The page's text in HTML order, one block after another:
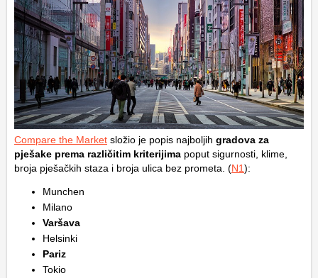
Compare the Market složio je popis najboljih gradova za
pješake prema različitim kriterijima poput sigurnosti, klime,
broja pješačkih staza i broja ulica bez prometa. (N1):
Munchen
Milano
Varšava
Helsinki
Pariz
Tokio